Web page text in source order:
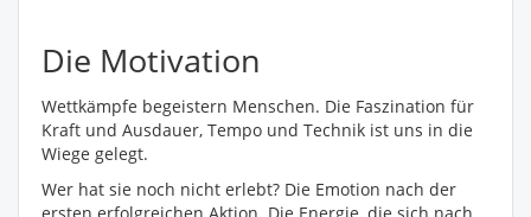
Die Motivation
Wettkämpfe begeistern Menschen. Die Faszination für
Kraft und Ausdauer, Tempo und Technik ist uns in die
Wiege gelegt.
Wer hat sie noch nicht erlebt? Die Emotion nach der